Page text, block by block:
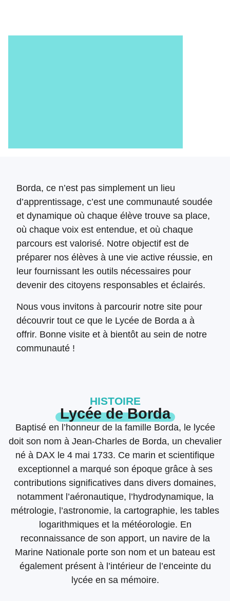
Borda, ce n’est pas simplement un lieu
d’apprentissage, c’est une communauté soudée
et dynamique où chaque élève trouve sa place,
où chaque voix est entendue, et où chaque
parcours est valorisé. Notre objectif est de
préparer nos élèves à une vie active réussie, en
leur fournissant les outils nécessaires pour
devenir des citoyens responsables et éclairés.
Nous vous invitons à parcourir notre site pour
découvrir tout ce que le Lycée de Borda a à
offrir. Bonne visite et à bientôt au sein de notre
communauté !
HISTOIRE
Lycée de Borda
Baptisé en l’honneur de la famille Borda, le lycée
doit son nom à Jean-Charles de Borda, un chevalier
né à DAX le 4 mai 1733. Ce marin et scientifique
exceptionnel a marqué son époque grâce à ses
contributions significatives dans divers domaines,
notamment l’aéronautique, l’hydrodynamique, la
métrologie, l’astronomie, la cartographie, les tables
logarithmiques et la météorologie. En
reconnaissance de son apport, un navire de la
Marine Nationale porte son nom et un bateau est
également présent à l’intérieur de l’enceinte du
lycée en sa mémoire.